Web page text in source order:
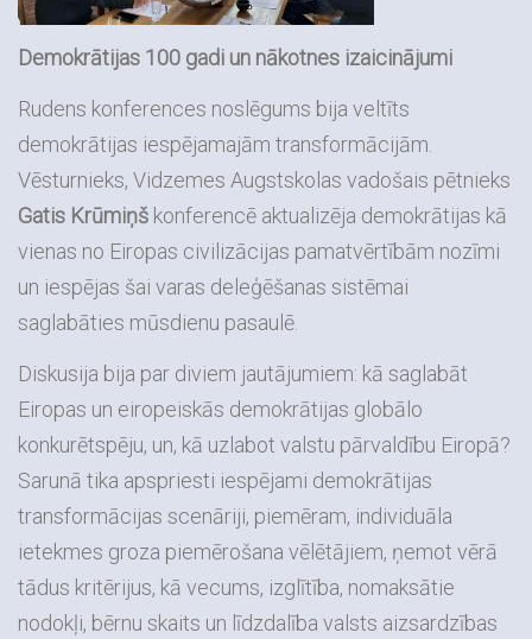
Demokrātijas 100 gadi un nākotnes izaicinājumi
Rudens konferences noslēgums bija veltīts
demokrātijas iespējamajām transformācijām.
Vēsturnieks, Vidzemes Augstskolas vadošais pētnieks
Gatis Krūmiņš konferencē aktualizēja demokrātijas kā
vienas no Eiropas civilizācijas pamatvērtībām nozīmi
un iespējas šai varas deleģēšanas sistēmai
saglabāties mūsdienu pasaulē.
Diskusija bija par diviem jautājumiem: kā saglabāt
Eiropas un eiropeiskās demokrātijas globālo
konkurētspēju, un, kā uzlabot valstu pārvaldību Eiropā?
Sarunā tika apspriesti iespējami demokrātijas
transformācijas scenāriji, piemēram, individuāla
ietekmes groza piemērošana vēlētājiem, ņemot vērā
tādus kritērijus, kā vecums, izglītība, nomaksātie
nodokļi, bērnu skaits un līdzdalība valsts aizsardzības